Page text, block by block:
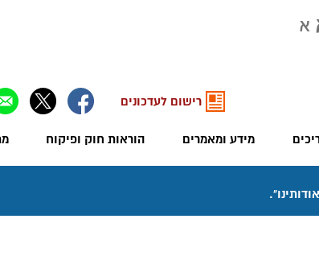
מידע ומאמרים הוראות חוק ופיקוח
רישום לעדכונים